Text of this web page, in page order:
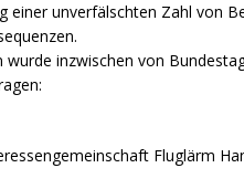
einer unverfälschten Zahl von
wurde inzwischen von
Fluglärm